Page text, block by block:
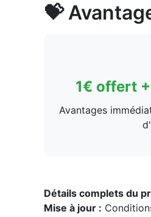
💝
1€ offert
Avantages
Détails complets du
Mise à jour :